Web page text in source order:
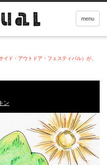
menu
ド・アウトドア・フェスティバル）が、
ン